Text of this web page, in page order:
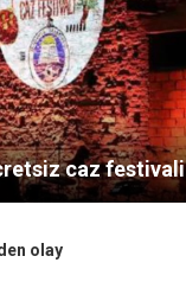
caz festivali
olay